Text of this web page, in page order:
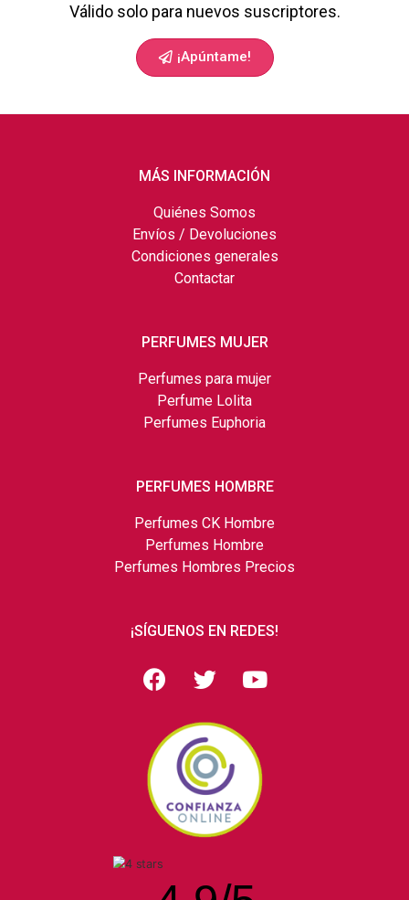
Válido solo para nuevos suscriptores.
¡Apúntame!
MÁS INFORMACIÓN
Quiénes Somos
Envíos / Devoluciones
Condiciones generales
Contactar
PERFUMES MUJER
Perfumes para mujer
Perfume Lolita
Perfumes Euphoria
PERFUMES HOMBRE
Perfumes CK Hombre
Perfumes Hombre
Perfumes Hombres Precios
¡SÍGUENOS EN REDES!